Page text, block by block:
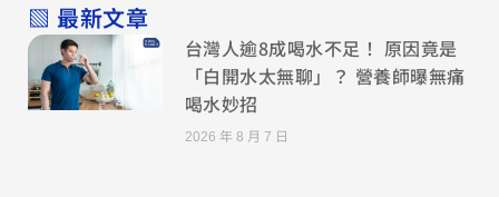
▧ 最新文章
台灣人逾8成喝水不足！ 原因竟是
「白開水太無聊」？ 營養師曝無痛
喝水妙招
2026 年 8 月 7 日